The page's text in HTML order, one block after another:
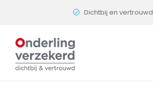
Dichtbij en vertrouwd